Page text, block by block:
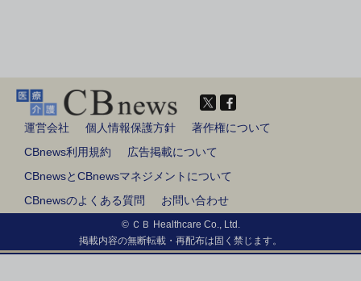
運営会社 個人情報保護方針
著作権について
CBnews利用規約
広告掲載について
CBnewsとCBnewsマネジメントについて
CBnewsのよくある質問
お問い合わせ
© ＣＢ Healthcare Co., Ltd.
掲載内容の無断転載・再配布は固く禁じます。